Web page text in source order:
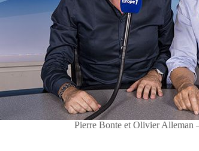
Pierre Bonte et Olivier Alleman